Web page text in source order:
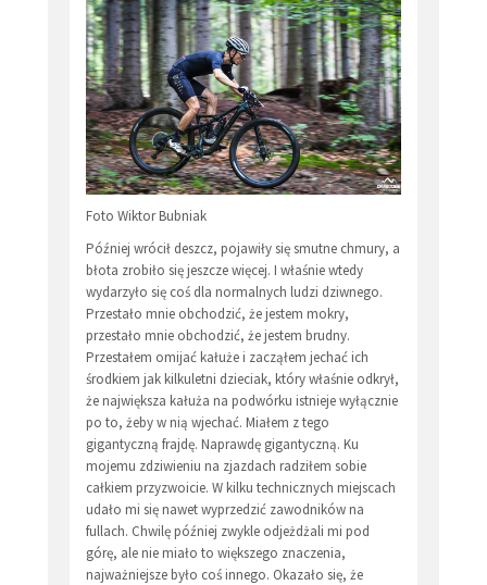
Foto Wiktor Bubniak
Później wrócił deszcz, pojawiły się smutne chmury, a
błota zrobiło się jeszcze więcej. I właśnie wtedy
wydarzyło się coś dla normalnych ludzi dziwnego.
Przestało mnie obchodzić, że jestem mokry,
przestało mnie obchodzić, że jestem brudny.
Przestałem omijać kałuże i zacząłem jechać ich
środkiem jak kilkuletni dzieciak, który właśnie odkrył,
że największa kałuża na podwórku istnieje wyłącznie
po to, żeby w nią wjechać. Miałem z tego
gigantyczną frajdę. Naprawdę gigantyczną. Ku
mojemu zdziwieniu na zjazdach radziłem sobie
całkiem przyzwoicie. W kilku technicznych miejscach
udało mi się nawet wyprzedzić zawodników na
fullach. Chwilę później zwykle odjeżdżali mi pod
górę, ale nie miało to większego znaczenia,
najważniejsze było coś innego. Okazało się, że